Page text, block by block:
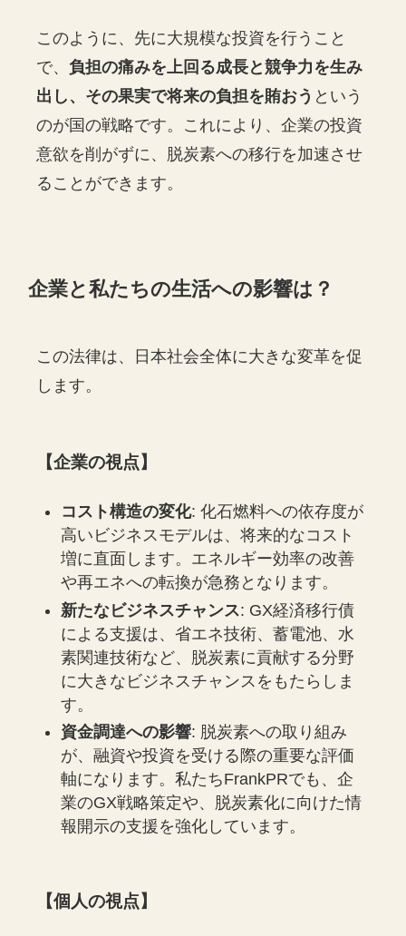
このように、先に大規模な投資を行うこと
で、負担の痛みを上回る成長と競争力を生み
出し、その果実で将来の負担を賄おう という
のが国の戦略です。これにより、企業の投資
意欲を削がずに、脱炭素への移行を加速させ
ることができます。
企業と私たちの生活への影響は？
この法律は、日本社会全体に大きな変革を促
します。
【企業の視点】
コスト構造の変化: 化石燃料への依存度が
高いビジネスモデルは、将来的なコスト
増に直面します。エネルギー効率の改善
や再エネへの転換が急務となります。
新たなビジネスチャンス: GX経済移行債
による支援は、省エネ技術、蓄電池、水
素関連技術など、脱炭素に貢献する分野
に大きなビジネスチャンスをもたらしま
す。
資金調達への影響: 脱炭素への取り組み
が、融資や投資を受ける際の重要な評価
軸になります。私たちFrankPRでも、企
業のGX戦略策定や、脱炭素化に向けた情
報開示の支援を強化しています。
【個人の視点】